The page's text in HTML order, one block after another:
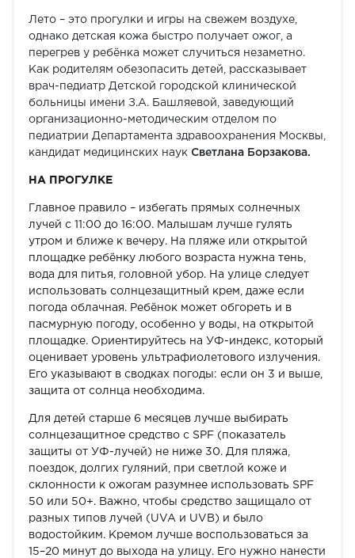
Лето – это прогулки и игры на свежем воздухе,
однако детская кожа быстро получает ожог, а
перегрев у ребёнка может случиться незаметно.
Как родителям обезопасить детей, рассказывает
врач-педиатр Детской городской клинической
больницы имени З.А. Башляевой, заведующий
организационно-методическим отделом по
педиатрии Департамента здравоохранения Москвы,
кандидат медицинских наук Светлана Борзакова.
НА ПРОГУЛКЕ
Главное правило – избегать прямых солнечных
лучей с 11:00 до 16:00. Малышам лучше гулять
утром и ближе к вечеру. На пляже или открытой
площадке ребёнку любого возраста нужна тень,
вода для питья, головной убор. На улице следует
использовать солнцезащитный крем, даже если
погода облачная. Ребёнок может обгореть и в
пасмурную погоду, особенно у воды, на открытой
площадке. Ориентируйтесь на УФ-индекс, который
оценивает уровень ультрафиолетового излучения.
Его указывают в сводках погоды: если он 3 и выше,
защита от солнца необходима.
Для детей старше 6 месяцев лучше выбирать
солнцезащитное средство с SPF (показатель
защиты от УФ-лучей) не ниже 30. Для пляжа,
поездок, долгих гуляний, при светлой коже и
склонности к ожогам разумнее использовать SPF
50 или 50+. Важно, чтобы средство защищало от
разных типов лучей (UVA и UVB) и было
водостойким. Кремом лучше воспользоваться за
15–20 минут до выхода на улицу. Его нужно нанести